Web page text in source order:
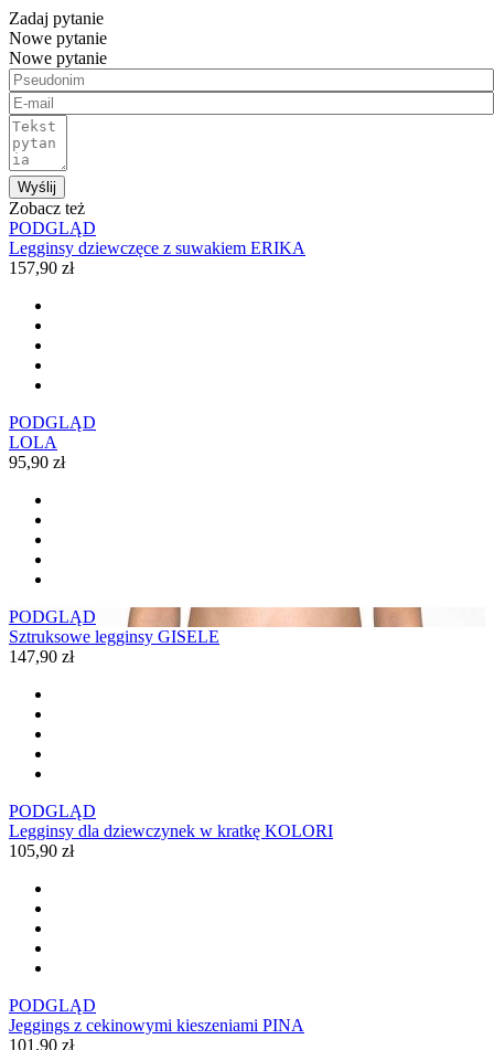
Zadaj pytanie
Nowe pytanie
Nowe pytanie
Wyślij
Zobacz też
PODGLĄD
Legginsy dziewczęce z suwakiem ERIKA
157,90 zł
PODGLĄD
LOLA
95,90 zł
PODGLĄD
Sztruksowe legginsy GISELE
147,90 zł
PODGLĄD
Legginsy dla dziewczynek w kratkę KOLORI
105,90 zł
PODGLĄD
Jeggings z cekinowymi kieszeniami PINA
101,90 zł